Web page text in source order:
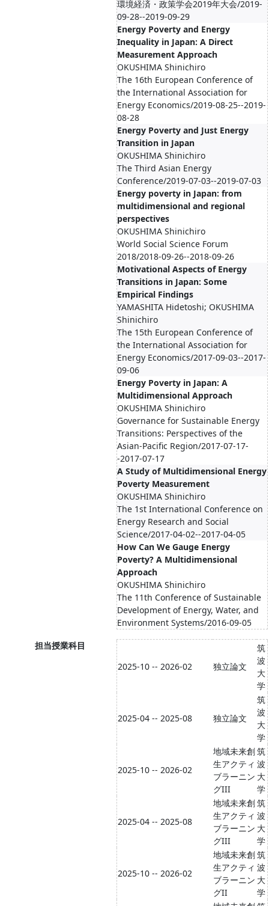
環境経済・政策学会2019年大会/2019-
09-28--2019-09-29
Energy Poverty and Energy
Inequality in Japan: A Direct
Measurement Approach
OKUSHIMA Shinichiro
The 16th European Conference of
the International Association for
Energy Economics/2019-08-25--2019-
08-28
Energy Poverty and Just Energy
Transition in Japan
OKUSHIMA Shinichiro
The Third Asian Energy
Conference/2019-07-03--2019-07-03
Energy poverty in Japan: from
multidimensional and regional
perspectives
OKUSHIMA Shinichiro
World Social Science Forum
2018/2018-09-26--2018-09-26
Motivational Aspects of Energy
Transitions in Japan: Some
Empirical Findings
YAMASHITA Hidetoshi; OKUSHIMA
Shinichiro
The 15th European Conference of
the International Association for
Energy Economics/2017-09-03--2017-
09-06
Energy Poverty in Japan: A
Multidimensional Approach
OKUSHIMA Shinichiro
Governance for Sustainable Energy
Transitions: Perspectives of the
Asian-Pacific Region/2017-07-17-
-2017-07-17
A Study of Multidimensional Energy
Poverty Measurement
OKUSHIMA Shinichiro
The 1st International Conference on
Energy Research and Social
Science/2017-04-02--2017-04-05
How Can We Gauge Energy
Poverty? A Multidimensional
Approach
OKUSHIMA Shinichiro
The 11th Conference of Sustainable
Development of Energy, Water, and
Environment Systems/2016-09-05
担当授業科目
2025-10 -- 2026-02
独立論文
筑
波
大
学
2025-04 -- 2025-08 独立論文
筑
波
大
学
2025-10 -- 2026-02
地域未来創
生アクティ
ブラーニン
グIII
筑
波
大
学
2025-04 -- 2025-08
地域未来創
生アクティ
ブラーニン
グIII
筑
波
大
学
2025-10 -- 2026-02
地域未来創
生アクティ
ブラーニン
グII
筑
波
大
学